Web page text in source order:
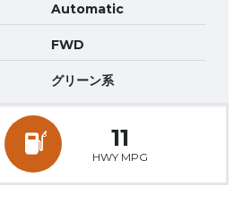
Automatic
FWD
グリーン系
11
HWY MPG